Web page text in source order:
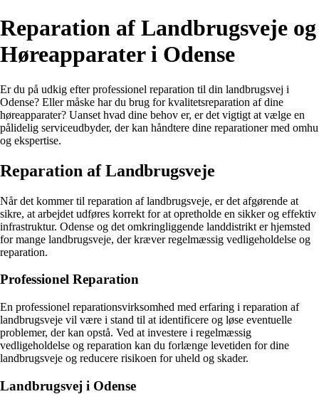
Reparation af Landbrugsveje og
Høreapparater i Odense
Er du på udkig efter professionel reparation til din landbrugsvej i
Odense? Eller måske har du brug for kvalitetsreparation af dine
høreapparater? Uanset hvad dine behov er, er det vigtigt at vælge en
pålidelig serviceudbyder, der kan håndtere dine reparationer med omhu
og ekspertise.
Reparation af Landbrugsveje
Når det kommer til reparation af landbrugsveje, er det afgørende at
sikre, at arbejdet udføres korrekt for at opretholde en sikker og effektiv
infrastruktur. Odense og det omkringliggende landdistrikt er hjemsted
for mange landbrugsveje, der kræver regelmæssig vedligeholdelse og
reparation.
Professionel Reparation
En professionel reparationsvirksomhed med erfaring i reparation af
landbrugsveje vil være i stand til at identificere og løse eventuelle
problemer, der kan opstå. Ved at investere i regelmæssig
vedligeholdelse og reparation kan du forlænge levetiden for dine
landbrugsveje og reducere risikoen for uheld og skader.
Landbrugsvej i Odense